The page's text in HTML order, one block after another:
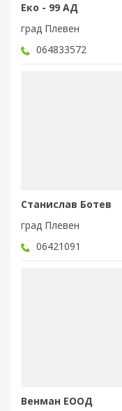
Еко - 99 АД
град Плевен
064833572
Станислав Ботев
град Плевен
06421091
Венман ЕООД